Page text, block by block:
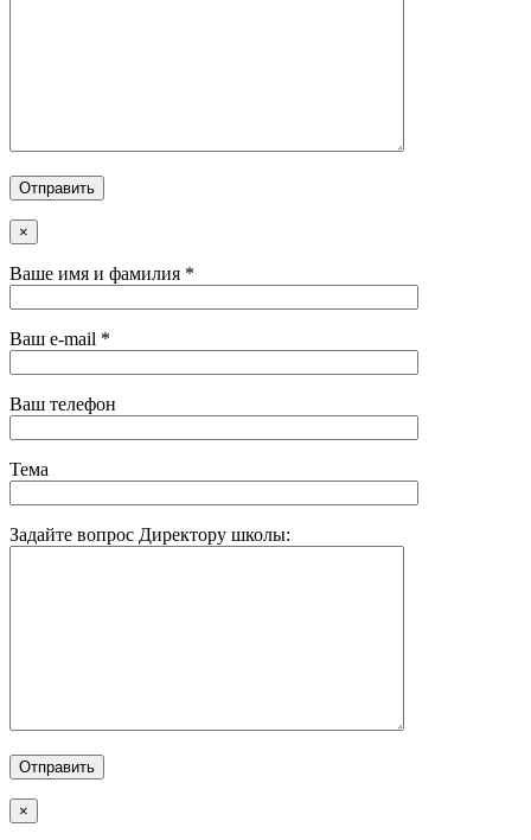
×
Ваше имя и фамилия *
Ваш e-mail *
Ваш телефон
Тема
Задайте вопрос Директору школы:
×